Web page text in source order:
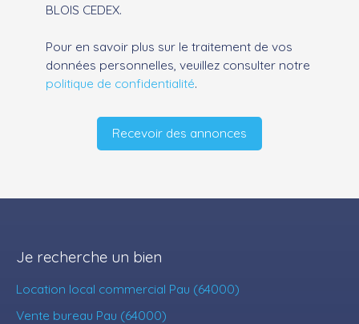
BLOIS CEDEX.
Pour en savoir plus sur le traitement de vos
données personnelles, veuillez consulter notre
politique de confidentialité.
Recevoir des annonces
Je recherche un bien
Location local commercial Pau (64000)
Vente bureau Pau (64000)